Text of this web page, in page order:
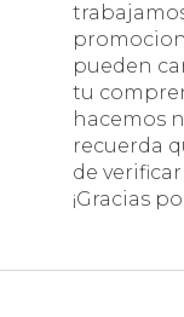
pueden
tu
hacemos
recuerda
de
¡Gracias